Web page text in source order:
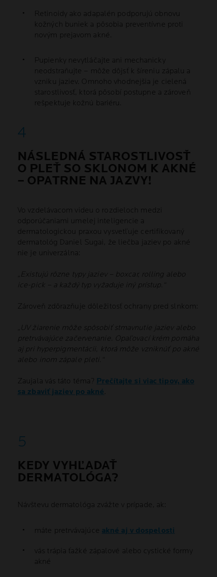
Retinoidy ako adapalén podporujú obnovu
kožných buniek a pôsobia preventívne proti
novým prejavom akné.
Pupienky nevytláčajte ani mechanicky
neodstraňujte – môže dôjsť k šíreniu zápalu a
vzniku jaziev. Omnoho vhodnejšia je cielená
starostlivosť, ktorá pôsobí postupne a zároveň
rešpektuje kožnú bariéru.
NÁSLEDNÁ STAROSTLIVOSŤ
O PLEŤ SO SKLONOM K AKNÉ
– OPATRNE NA JAZVY!
Vo vzdelávacom videu o rozdieloch medzi
odporúčaniami umelej inteligencie a
dermatologickou praxou vysvetľuje certifikovaný
dermatológ Daniel Sugai, že liečba jaziev po akné
nie je univerzálna:
„Existujú rôzne typy jaziev – boxcar, rolling alebo
ice-pick – a každý typ vyžaduje iný prístup.“
Zároveň zdôrazňuje dôležitosť ochrany pred slnkom:
„UV žiarenie môže spôsobiť stmavnutie jaziev alebo
pretrvávajúce začervenanie. Opaľovací krém pomáha
aj pri hyperpigmentácii, ktorá môže vzniknúť po akné
alebo inom zápale pleti.“
Zaujala vás táto téma? Prečítajte si viac tipov, ako
sa zbaviť jaziev po akné
KEDY VYHĽADAŤ
DERMATOLÓGA?
Návštevu dermatológa zvážte v prípade, ak:
máte pretrvávajúce akné aj v dospelosti
vás trápia ťažké zápalové alebo cystické formy
akné